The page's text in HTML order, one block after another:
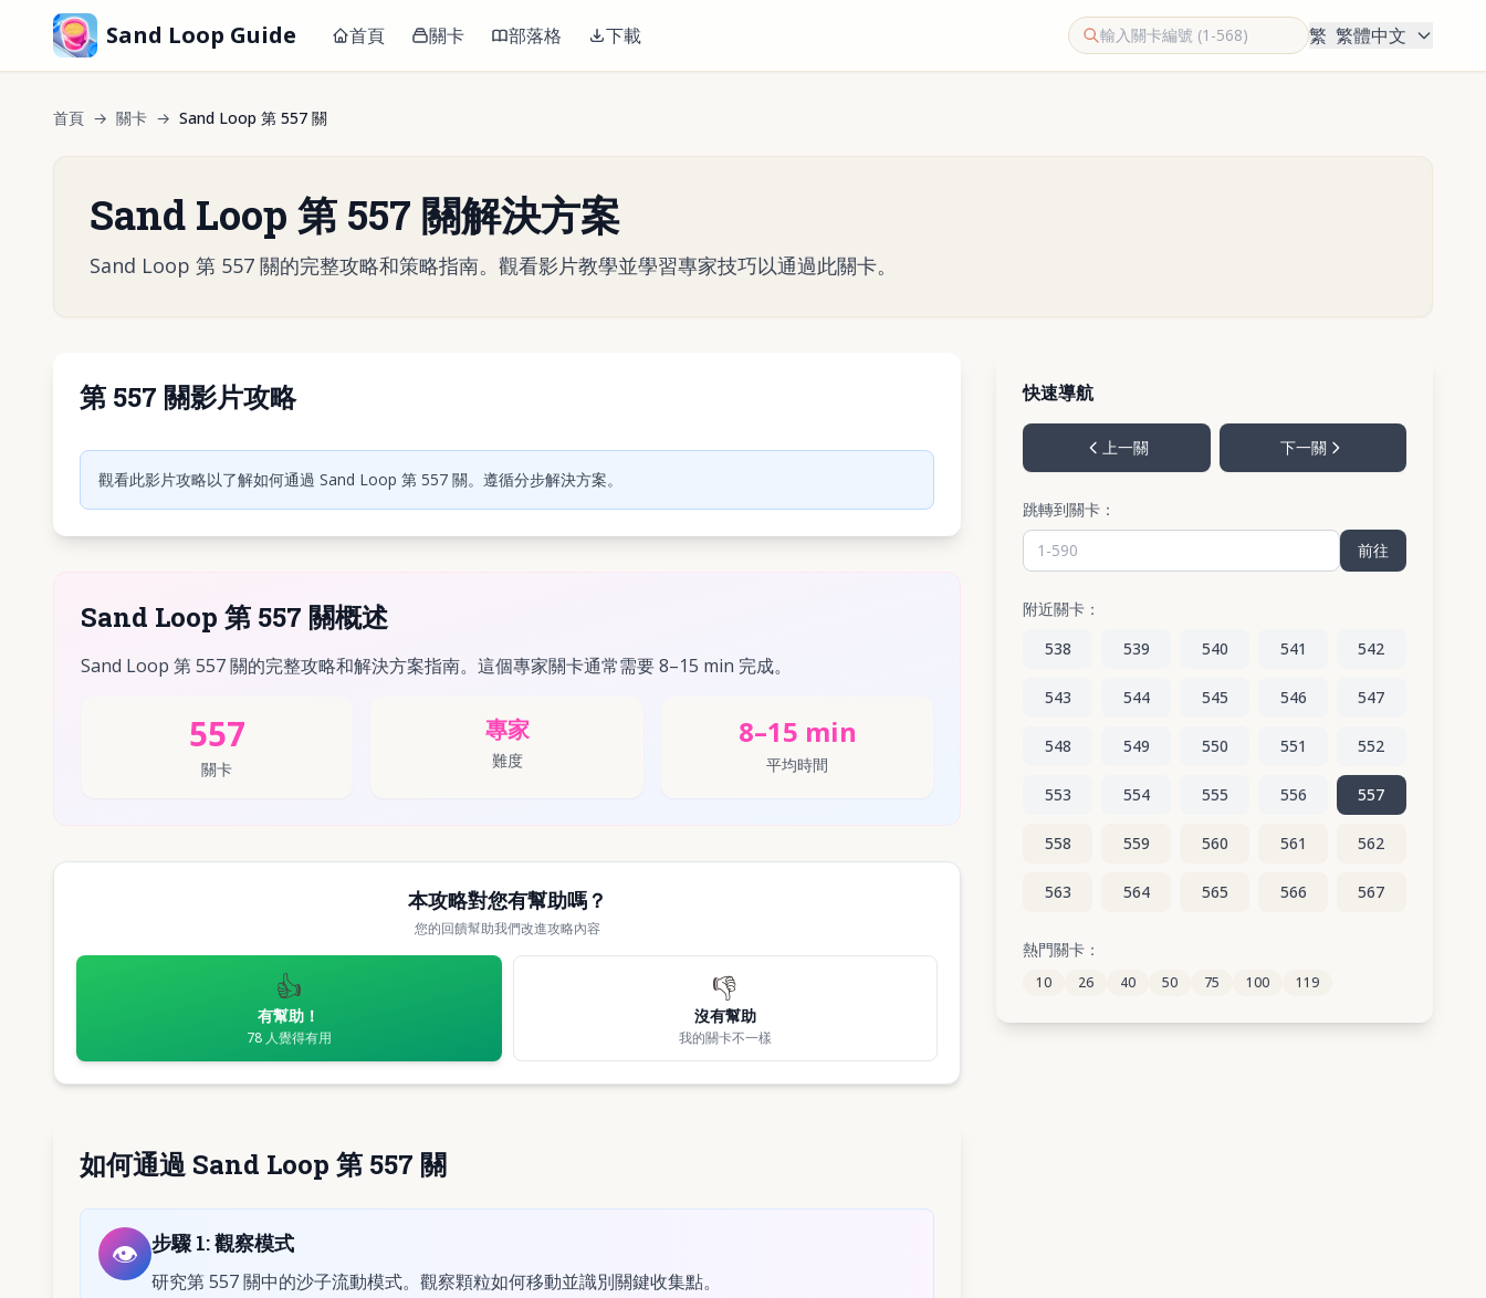
Sand Loop Guide 首頁 關卡 部落格 下載 繁 繁體中文
首頁 → 關卡 → Sand Loop 第 557 關
Sand Loop 第 557 關解決方案
Sand Loop 第 557 關的完整攻略和策略指南。觀看影片教學並學習專家技巧以通過此關卡。
第 557 關影片攻略
觀看此影片攻略以了解如何通過 Sand Loop 第 557 關。遵循分步解決方案。
Sand Loop 第 557 關概述
Sand Loop 第 557 關的完整攻略和解決方案指南。這個專家關卡通常需要 8–15 min 完成。
557
關卡
專家
難度
8–15 min
平均時間
本攻略對您有幫助嗎？
您的回饋幫助我們改進攻略內容
👍
有幫助！
78 人覺得有用
👎
沒有幫助
我的關卡不一樣
如何通過 Sand Loop 第 557 關
👁️ 步驟 1:觀察模式
研究第 557 關中的沙子流動模式。觀察顆粒如何移動並識別關鍵收集點。
快速導航
上一關 下一關
跳轉到關卡：
前往
附近關卡：
538
539 540 541 542
543 544 545 546 547
548 549 550 551 552
553 554 555 556 557
558 559 560 561 562
563 564 565 566 567
568
573 574 575 576
熱門關卡：
10 26 40 50 75 100 119